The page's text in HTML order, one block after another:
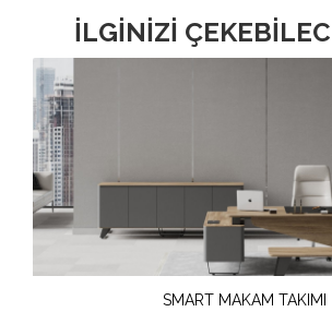
İLGİNİZİ
SMART MAKAM TAKIMI